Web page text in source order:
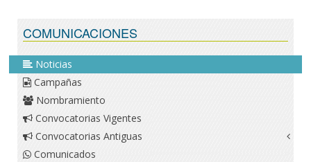
COMUNICACIONES
Noticias
Campañas
Nombramiento
Convocatorias Vigentes
Convocatorias Antiguas
Comunicados